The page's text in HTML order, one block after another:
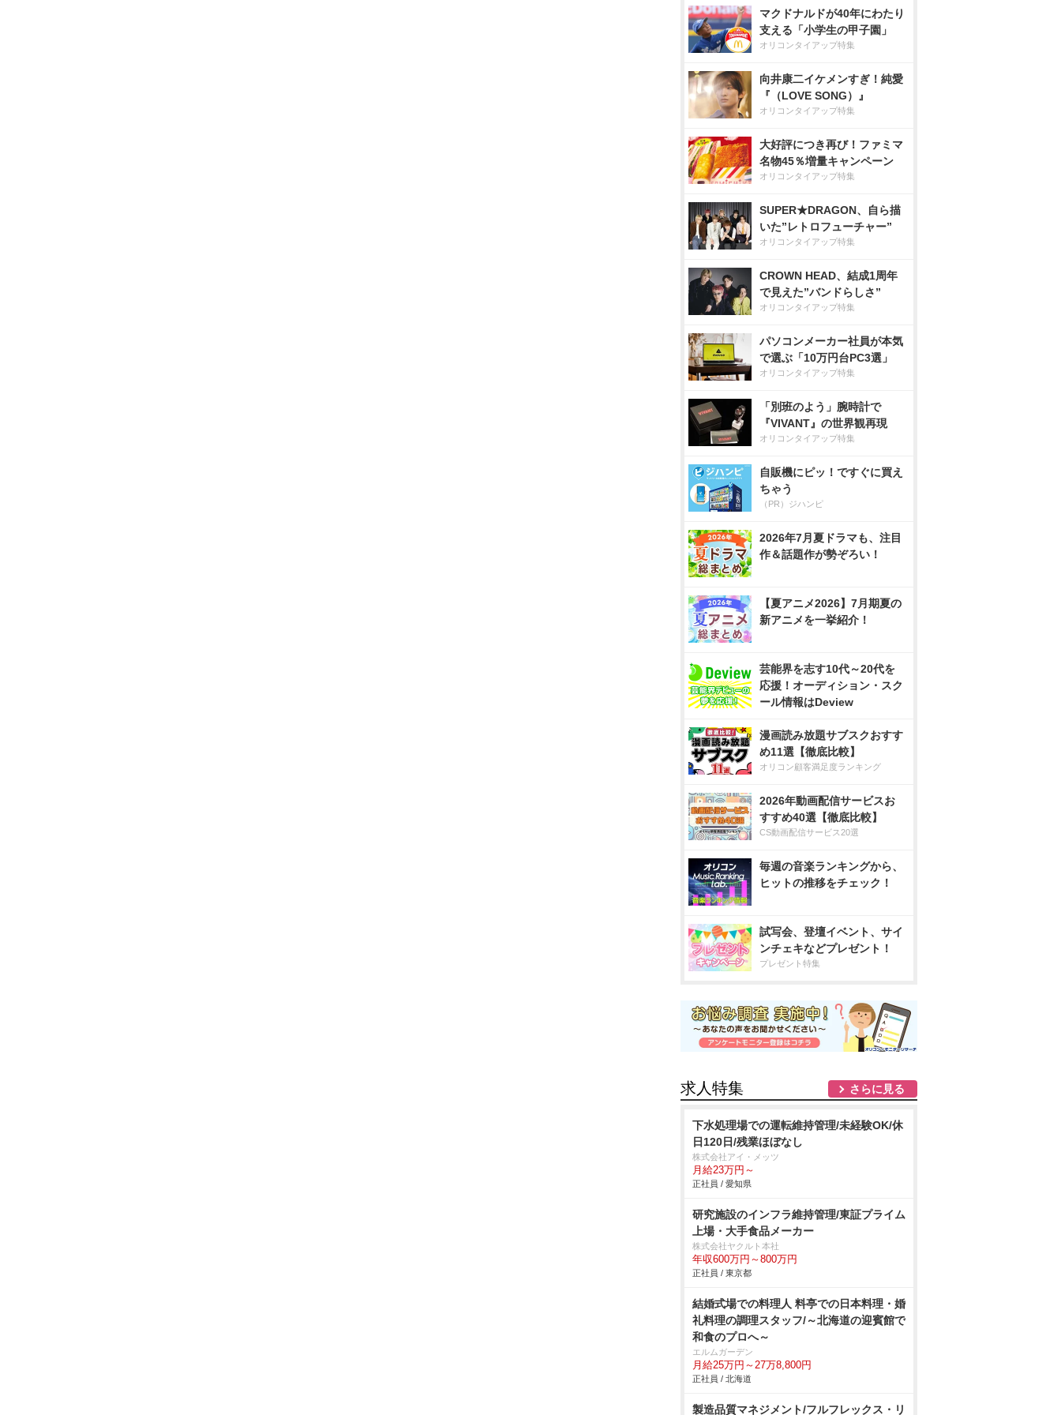
マクドナルドが40年にわたり
支える「小学生の甲子園」
オリコンタイアップ特集
向井康二イケメンすぎ！純愛
『（LOVE SONG）』
オリコンタイアップ特集
大好評につき再び！ファミマ
名物45％増量キャンペーン
オリコンタイアップ特集
SUPER★DRAGON、自ら描
いた”レトロフューチャー”
オリコンタイアップ特集
CROWN HEAD、結成1周年
で見えた”バンドらしさ”
オリコンタイアップ特集
パソコンメーカー社員が本気
で選ぶ「10万円台PC3選」
オリコンタイアップ特集
「別班のよう」腕時計で
『VIVANT』の世界観再現
オリコンタイアップ特集
自販機にピッ！ですぐに買え
ちゃう
（PR）ジハンピ
2026年7月夏ドラマも、注目
作＆話題作が勢ぞろい！
【夏アニメ2026】7月期夏の
新アニメを一挙紹介！
芸能界を志す10代～20代を
応援！オーディション・スク
ール情報はDeview
漫画読み放題サブスクおすす
め11選【徹底比較】
オリコン顧客満足度ランキング
2026年動画配信サービスお
すすめ40選【徹底比較】
CS動画配信サービス20選
毎週の音楽ランキングから、
ヒットの推移をチェック！
試写会、登壇イベント、サイ
ンチェキなどプレゼント！
プレゼント特集
求人特集 さらに見る
下水処理場での運転維持管理/未経験OK/休
日120日/残業ほぼなし
株式会社アイ・メッツ
月給23万円～
正社員 / 愛知県
研究施設のインフラ維持管理/東証プライム
上場・大手食品メーカー
株式会社ヤクルト本社
年収600万円～800万円
正社員 / 東京都
結婚式場での料理人 料亭での日本料理・婚
礼料理の調理スタッフ/～北海道の迎賓館で
和食のプロへ～
エルムガーデン
月給25万円～27万8,800円
正社員 / 北海道
製造品質マネジメント/フルフレックス・リ